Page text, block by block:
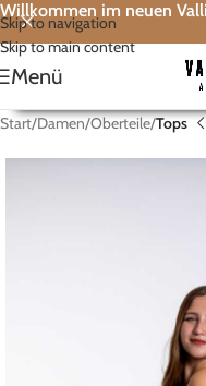
Skip to navigation
Skip to main content
Willkommen im neuen
Menü
Start Damen Oberteile Tops